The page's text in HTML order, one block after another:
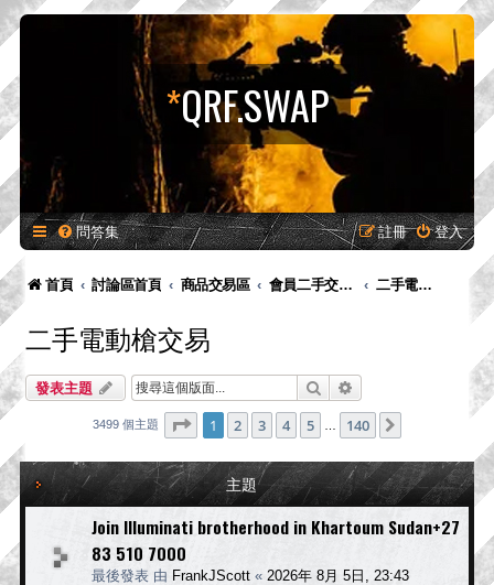
*QRF.SWAP
問答集 登入
註冊
首頁 討論區首頁 商品交易區 會員二手交易區 二手電動槍交易
二手電動槍交易
發表主題 搜尋
3499 個主題 1 頁 (共140頁)
1 2 3 4 5 140
主題
Join Illuminati brotherhood in Khartoum Sudan+27
83 510 7000
最後發表 由 FrankJScott « 2026年 8月 5日, 23:43